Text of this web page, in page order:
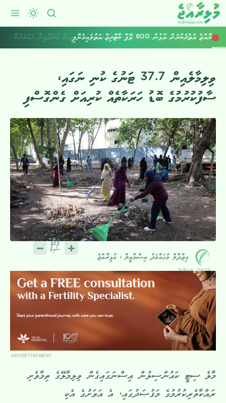
ރާއްޖެ އެތެރެކުރަން އުޅުނު 800 ވޭޕް ކާޓްރިޖް އަތުލައިގެންފި
ވިލިމާލެއިން 37.7 ޓަނުގެ ކުނި ނަގައި،
ސާފުކުރުމުގެ ބޮޑު ހަރަކާތެއް ކުރިއަށް ގެންގޮސްފި
އިޖްދާލް މުހައްމަދު އިސްމާއީލް ، މުޅިރާއްޖެ
July 6, 2026
ADVERTISEMENT
މާލެ ސިޓީ ކައުންސިލުން އިސްނަގައިގެން ވިލިމާލޭގެ ތިމާވެށި
ރައްކާތެރިކުރުމުގެ މަޤުޞަދުގައި، އެ އަވަށުގެ އެކި